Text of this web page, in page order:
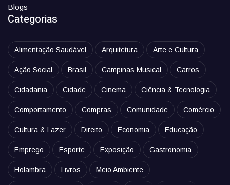
Blogs
Categorias
Alimentação Saudável Arquitetura Arte e Cultura
Ação Social Brasil Campinas Musical Carros
Cidadania Cidade Cinema Ciência & Tecnologia
Comportamento Compras Comunidade Comércio
Cultura & Lazer Direito Economia Educação
Emprego Esporte Exposição Gastronomia
Holambra Livros Meio Ambiente